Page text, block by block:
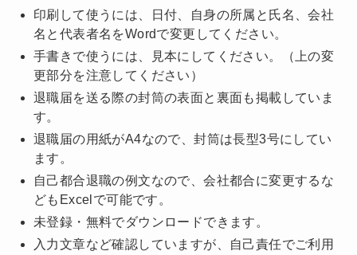
印刷して使うには、日付、自身の所属と氏名、会社
名と代表者名をWordで変更してください。
手書きで使うには、見本にしてください。（上の変
更部分を注意してください）
退職届を送る際の封筒の表面と裏面も掲載していま
す。
退職届の用紙がA4なので、封筒は長型3号にしてい
ます。
自己都合退職の例文なので、会社都合に変更するな
どもExcelで可能です。
未登録・無料でダウンロードできます。
入力文章など確認していますが、自己責任でご利用